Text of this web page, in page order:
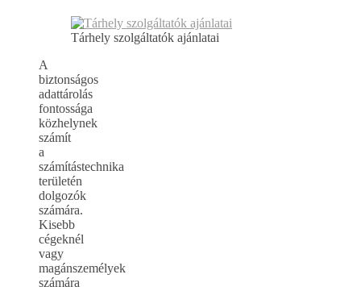
Tárhely szolgáltatók ajánlatai
A
biztonságos
adattárolás
fontossága
közhelynek
számít
a
számítástechnika
területén
dolgozók
számára.
Kisebb
cégeknél
vagy
magánszemélyek
számára